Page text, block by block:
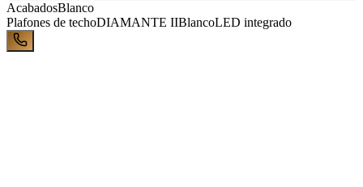
AcabadosBlanco
Plafones de techoDIAMANTE IIBlancoLED integrado